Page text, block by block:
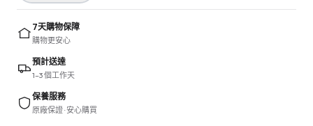
7天購物保障
購物更安心
預計送達
1–3 個工作天
保養服務
原廠保證 · 安心購買